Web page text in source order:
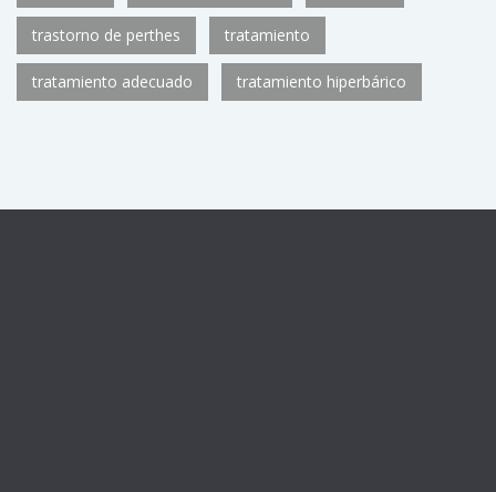
trastorno de perthes tratamiento
tratamiento adecuado tratamiento hiperbárico